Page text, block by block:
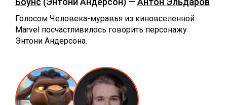
Голосом Человека-муравья из киновселенной
Marvel посчастливилось говорить персонажу
Энтони Андерсона.